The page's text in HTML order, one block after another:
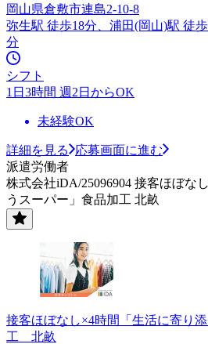
岡山県倉敷市連島2-10-8
弥生駅 徒歩18分、浦田(岡山)駅 徒
分
シフト
1日3時間 週2日からOK
未経験OK
詳細を見る
応募画面に進む
派遣労働者
株式会社iDA/25096904 接客ほぼな
うスーパー」食品加工 北畝
接客ほぼなし×4時間「生活に寄り
工 北畝